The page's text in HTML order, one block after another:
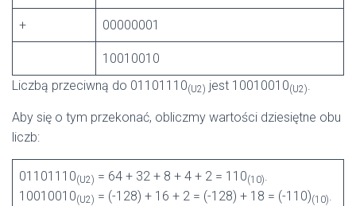
+ 00000001
10010010
Liczbą przeciwną do 01101110(U2) jest 10010010(U2).
Aby się o tym przekonać, obliczmy wartości dziesiętne obu
liczb:
01101110(U2) = 64 + 32 + 8 + 4 + 2 = 110(10).
10010010(U2) = (-128) + 16 + 2 = (-128) + 18 = (-110)(10).